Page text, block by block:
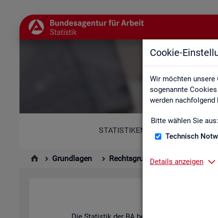
Cookie-
Wir möchten unsere
sogenannte
werden
Bitte wählen Sie aus:
Technisch
Details anzeigen
STATISTIKEN
Grundlagen Rechtsgrundlagen